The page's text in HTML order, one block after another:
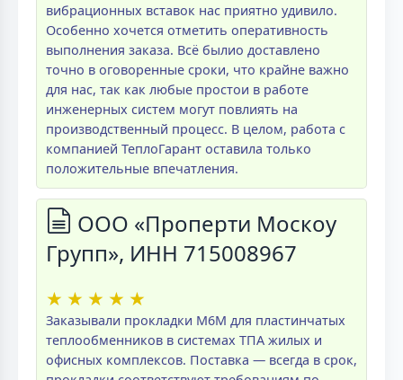
вибрационных вставок нас приятно удивило.
Особенно хочется отметить оперативность
выполнения заказа. Всё былио доставлено
точно в оговоренные сроки, что крайне важно
для нас, так как любые простои в работе
инженерных систем могут повлиять на
производственный процесс. В целом, работа с
компанией ТеплоГарант оставила только
положительные впечатления.
ООО «Проперти Москоу
Групп», ИНН 715008967
★ ★ ★ ★ ★
Заказывали прокладки M6M для пластинчатых
теплообменников в системах ТПА жилых и
офисных комплексов. Поставка — всегда в срок,